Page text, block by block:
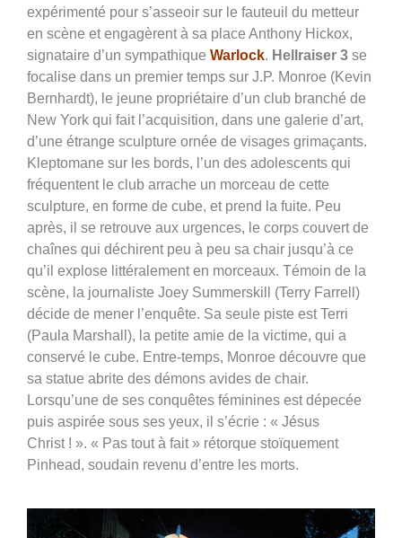
expérimenté pour s’asseoir sur le fauteuil du metteur
en scène et engagèrent à sa place Anthony Hickox,
signataire d’un sympathique Warlock. Hellraiser 3 se
focalise dans un premier temps sur J.P. Monroe (Kevin
Bernhardt), le jeune propriétaire d’un club branché de
New York qui fait l’acquisition, dans une galerie d’art,
d’une étrange sculpture ornée de visages grimaçants.
Kleptomane sur les bords, l’un des adolescents qui
fréquentent le club arrache un morceau de cette
sculpture, en forme de cube, et prend la fuite. Peu
après, il se retrouve aux urgences, le corps couvert de
chaînes qui déchirent peu à peu sa chair jusqu’à ce
qu’il explose littéralement en morceaux. Témoin de la
scène, la journaliste Joey Summerskill (Terry Farrell)
décide de mener l’enquête. Sa seule piste est Terri
(Paula Marshall), la petite amie de la victime, qui a
conservé le cube. Entre-temps, Monroe découvre que
sa statue abrite des démons avides de chair.
Lorsqu’une de ses conquêtes féminines est dépecée
puis aspirée sous ses yeux, il s’écrie : « Jésus
Christ ! ». « Pas tout à fait » rétorque stoïquement
Pinhead, soudain revenu d’entre les morts.